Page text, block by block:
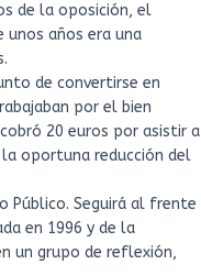
de la oposición, el
años era una
de convertirse en
por el bien
20 euros por asistir a
oportuna reducción del
Público. Seguirá al frente
en 1996 y de la
un grupo de reflexión,